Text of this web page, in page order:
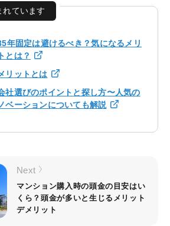
れています
年固定は避けるべき？気になるメリ
とは？
リットとは
社選びのポイントと探し方〜人気の
ベーションについても解説
Next
マンション購入時の頭金の目安はい
くら？頭金が多いと生じるメリット
デメリット